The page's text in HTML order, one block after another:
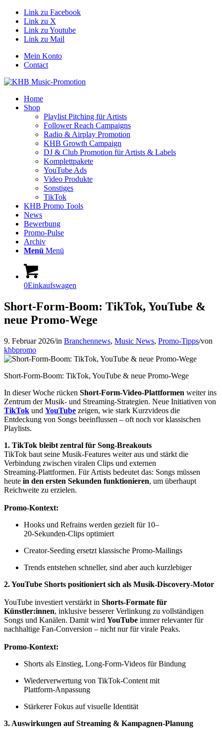
Link zu Facebook
Link zu X
Link zu Youtube
Link zu Mail
Mein Konto
Contact
Home
Shop
Playlist Pitching für Artists
Follower Reach Campaigns
Radio & Airplay Promotion
KHB Growth Campaign
DJ & Club Promotion für Artists & Labels
Komplettpakete
YouTube Ads
Video Produkte
Sonstiges
TikTok
KHB Promo Tools
News
Bewerbung
Promo-Pulse
Archiv
Menü Menü
0Einkaufswagen
Short‑Form‑Boom: TikTok, YouTube &
neue Promo‑Wege
9. Februar 2026/in Branchennews, Music News, Promo-Tipps/von
khbpromo
Short‑Form‑Boom: TikTok, YouTube & neue Promo‑Wege
In dieser Woche rücken Short‑Form‑Video‑Plattformen weiter ins
Zentrum der Musik‑ und Streaming‑Strategien. Neue Initiativen von
TikTok und YouTube zeigen, wie stark Kurzvideos die
Entdeckung von Songs beeinflussen – oft noch vor klassischen
Playlists.
1. TikTok bleibt zentral für Song‑Breakouts
TikTok baut seine Musik‑Features weiter aus und stärkt die
Verbindung zwischen viralen Clips und externen
Streaming‑Plattformen. Für Artists bedeutet das: Songs müssen
heute in den ersten Sekunden funktionieren, um überhaupt
Reichweite zu erzielen.
Promo‑Kontext:
Hooks und Refrains werden gezielt für 10–
20‑Sekunden‑Clips optimiert
Creator‑Seeding ersetzt klassische Promo‑Mailings
Trends entstehen schneller, sind aber auch kurzlebiger
2. YouTube Shorts positioniert sich als Musik‑Discovery‑Motor
YouTube investiert verstärkt in Shorts‑Formate für
Künstler:innen, inklusive besserer Verlinkung zu vollständigen
Songs und Kanälen. Damit wird YouTube immer relevanter für
nachhaltige Fan‑Conversion – nicht nur für virale Peaks.
Promo‑Kontext:
Shorts als Einstieg, Long‑Form‑Videos für Bindung
Wiederverwertung von TikTok‑Content mit
Plattform‑Anpassung
Stärkerer Fokus auf visuelle Identität
3. Auswirkungen auf Streaming & Kampagnen‑Planung